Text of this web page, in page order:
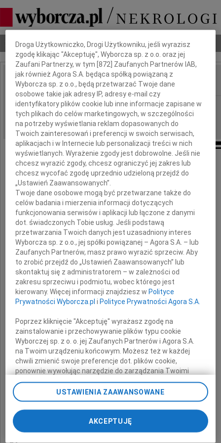
Nekrologi Odeszli Poradnik pogrzebowy
IMIĘ I NAZWISKO:
REGION: Lublin
DATA EMISJI: 06.11.2009
Drogiemu Koledze
Piotrowi Wojczukowi
wyrazy głębokiego współczucia
z powodu śmierci
Ojca
Dbamy o Twoją prywatność
Droga Użytkowniczko, Drogi Użytkowniku, jeśli wyrazisz
zgodę klikając "Akceptuję", Wyborcza sp. z o.o. oraz jej
Zaufani Partnerzy, w tym [872 ] Zaufanych Partnerów IAB,
jak również Agora S.A. będąca spółką powiązaną z
Wyborcza sp. z o.o., będą przetwarzać Twoje dane
osobowe takie jak adresy IP, adresy e-mail czy
identyfikatory plików cookie lub inne informacje zapisane w
tych plikach do celów marketingowych, w szczególności
na potrzeby wyświetlania reklam dopasowanych do
Twoich zainteresowań i preferencji w swoich serwisach,
aplikacjach i w Internecie lub personalizacji treści w nich
wyświetlanych. Wyrażenie zgody jest dobrowolne. Jeśli nie
chcesz wyrazić zgody, chcesz ograniczyć jej zakres lub
chcesz wycofać zgodę uprzednio udzieloną przejdź do
„Ustawień Zaawansowanych”.
Twoje dane osobowe mogą być przetwarzane także do
celów badania i mierzenia informacji dotyczących
funkcjonowania serwisów i aplikacji lub łączone z danymi
dot. świadczonych Tobie usług. Jeśli podstawą
przetwarzania Twoich danych jest uzasadniony interes
Wyborcza sp. z o.o., jej spółki powiązanej – Agora S.A. – lub
Zaufanych Partnerów, masz prawo wyrazić sprzeciw. Aby
to zrobić przejdź do „Ustawień Zaawansowanych” lub
skontaktuj się z administratorem – w zależności od
zakresu sprzeciwu i podmiotu, wobec którego jest
kierowany. Więcej informacji znajdziesz w Polityce
Prywatności Wyborcza.pl i Polityce Prywatności Agora S.A.
Poprzez kliknięcie "Akceptuję" wyrażasz zgodę na
zainstalowanie i przechowywanie plików typu cookie
Wyborczej sp. z o. o. jej Zaufanych Partnerów i Agora S.A.
na Twoim urządzeniu końcowym. Możesz też w każdej
chwili zmienić swoje preferencje dot. plików cookie,
ponownie wywołując narzędzie do zarządzania Twoimi
preferencjami dot. przetwarzania danych poprzez
odnośnik „Ustawienia prywatności” w stopce serwisu i
przechodząc do sekcji „Ustawienia zaawansowane”.
Zmiana ustawień plików cookie możliwa jest także za
pomocą ustawień przeglądarki.
USTAWIENIA ZAAWANSOWANE
AKCEPTUJĘ